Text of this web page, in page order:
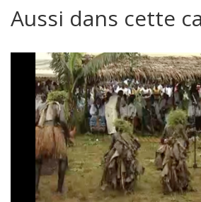
Aussi dans cette